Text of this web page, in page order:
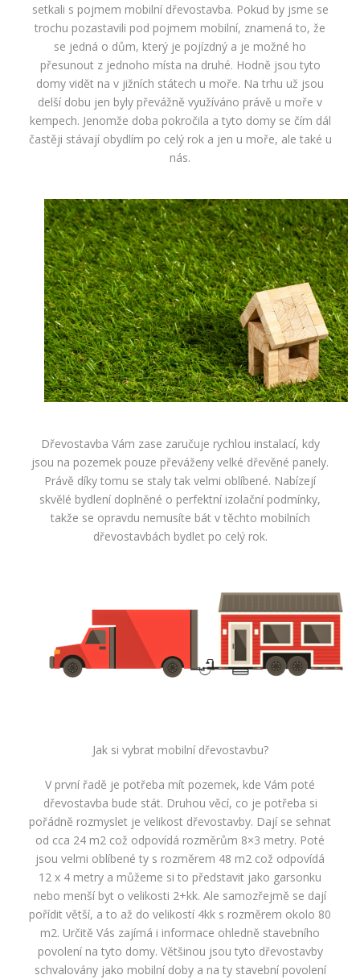
setkali s pojmem mobilní dřevostavba. Pokud by jsme se
trochu pozastavili pod pojmem mobilní, znamená to, že
se jedná o dům, který je pojízdný a je možné ho
přesunout z jednoho místa na druhé. Hodně jsou tyto
domy vidět na v jižních státech u moře. Na trhu už jsou
delší dobu jen byly převážně využíváno právě u moře v
kempech. Jenomže doba pokročila a tyto domy se čím dál
častěji stávají obydlím po celý rok a jen u moře, ale také u
nás.
Dřevostavba Vám zase zaručuje rychlou instalací, kdy
jsou na pozemek pouze převáženy velké dřevěné panely.
Právě díky tomu se staly tak velmi oblíbené. Nabízejí
skvělé bydlení doplněné o perfektní izolační podmínky,
takže se opravdu nemusíte bát v těchto mobilních
dřevostavbách bydlet po celý rok.
Jak si vybrat mobilní dřevostavbu?
V první řadě je potřeba mít pozemek, kde Vám poté
dřevostavba bude stát. Druhou věcí, co je potřeba si
pořádně rozmyslet je velikost dřevostavby. Dají se sehnat
od cca 24 m2 což odpovídá rozměrům 8×3 metry. Poté
jsou velmi oblíbené ty s rozměrem 48 m2 což odpovídá
12 x 4 metry a můžeme si to představit jako garsonku
nebo menší byt o velikosti 2+kk. Ale samozřejmě se dají
pořídit větší, a to až do velikostí 4kk s rozměrem okolo 80
m2. Určitě Vás zajímá i informace ohledně stavebního
povolení na tyto domy. Většinou jsou tyto dřevostavby
schvalovány jako mobilní doby a na ty stavební povolení